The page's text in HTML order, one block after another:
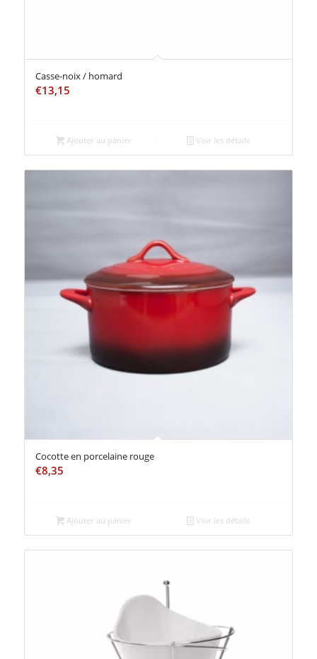
Casse-noix / homard
€13,15
Ajouter au panier Voir les détails
Cocotte en porcelaine rouge
€8,35
Ajouter au panier Voir les détails